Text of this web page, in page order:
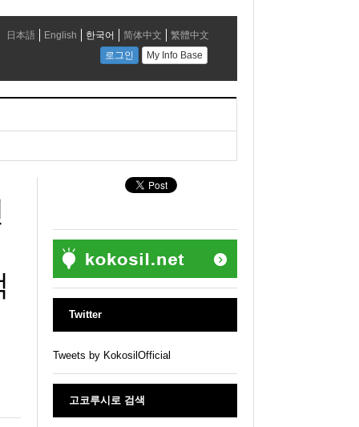
Twitter
Tweets by KokosilOfficial
고코루시로 검색